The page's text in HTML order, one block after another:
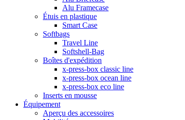
Alu Framecase
Étuis en plastique
Smart Case
Softbags
Travel Line
Softshell-Bag
Boîtes d'expédition
x-press-box classic line
x-press-box ocean line
x-press-box eco line
Inserts en mousse
Équipement
Aperçu des accessoires